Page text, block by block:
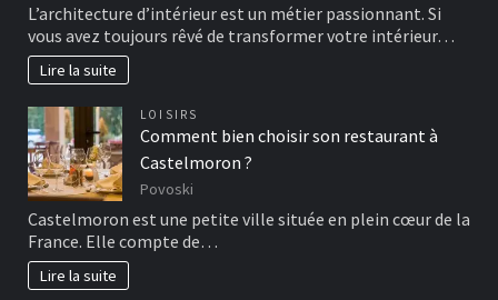
L’architecture d’intérieur est un métier passionnant. Si
vous avez toujours rêvé de transformer votre intérieur…
Lire la suite
LOISIRS
Comment bien choisir son restaurant à
Castelmoron ?
Povoski
Castelmoron est une petite ville située en plein cœur de la
France. Elle compte de…
Lire la suite